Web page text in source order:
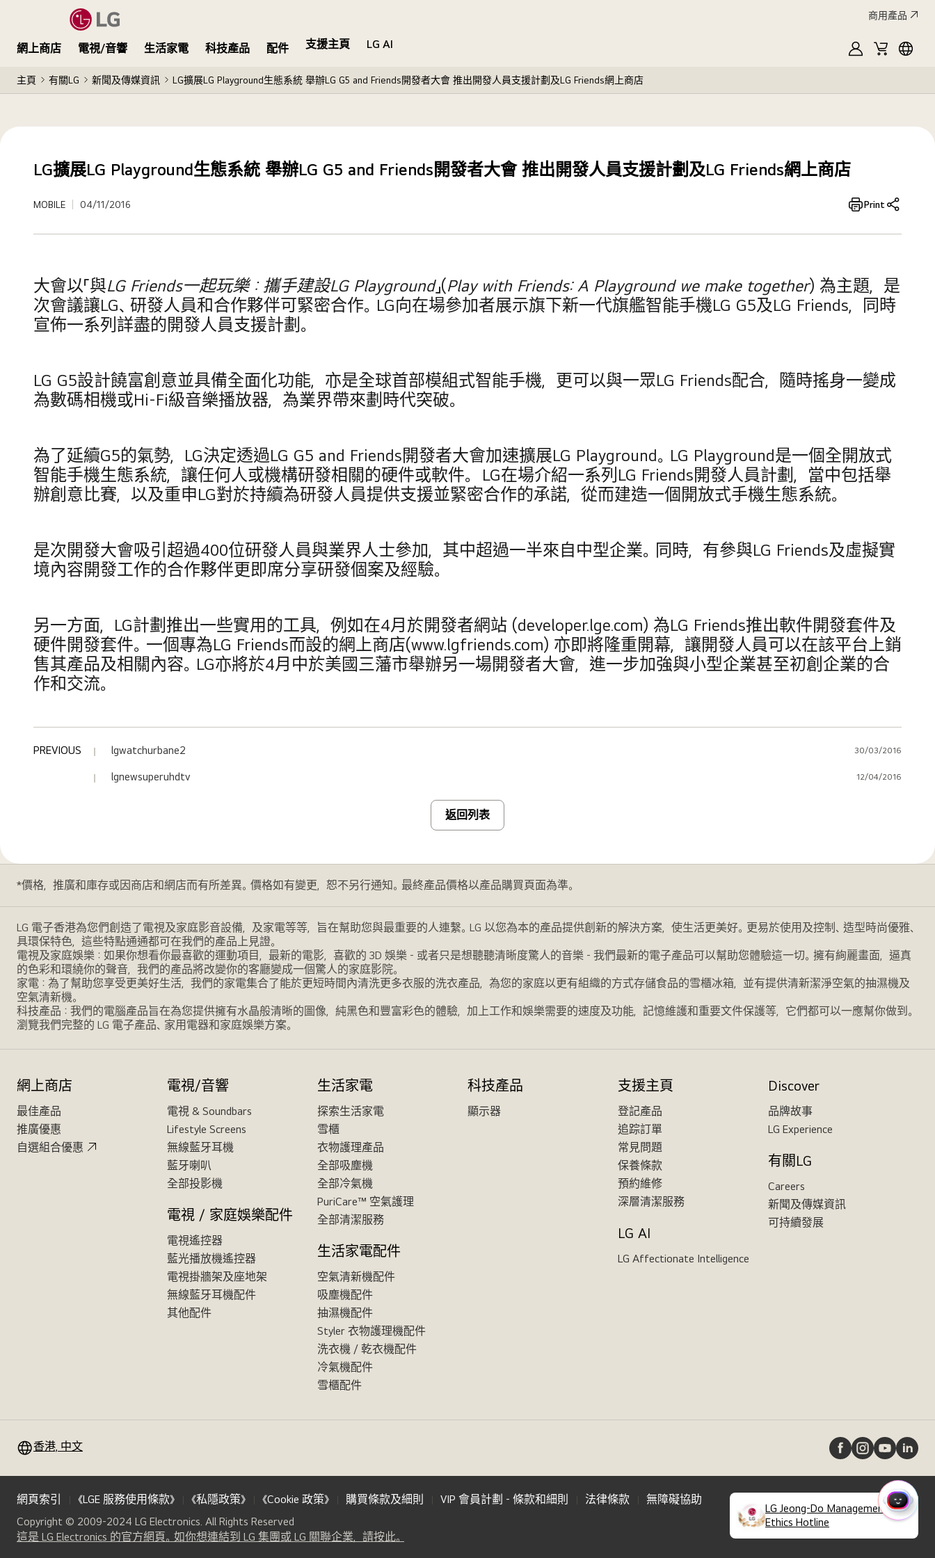
商用產品
網上商店 電視/音響 生活家電 科技產品 配件 支援主頁
LG AI
MyLG購
主頁 有關LG 新聞及傳媒資訊 LG擴展LG Playground生態系統 舉辦LG G5 and Friends開發者大會 推出開發人員支援計劃及LG Friends網上商店
LG擴展LG Playground生態系統 舉辦LG G5 and Friends開發者大會 推出開發人員支援計劃及LG Friends網上商店
MOBILE 04/11/2016 Print
大會以「與LG Friends一起玩樂：攜手建設LG Playground」(Play with Friends: A Playground we make together) 為主題，是
次會議讓LG、研發人員和合作夥伴可緊密合作。LG向在場參加者展示旗下新一代旗艦智能手機LG G5及LG Friends，同時
宣佈一系列詳盡的開發人員支援計劃。
LG G5設計饒富創意並具備全面化功能，亦是全球首部模組式智能手機，更可以與一眾LG Friends配合，隨時搖身一變成
為數碼相機或Hi-Fi級音樂播放器，為業界帶來劃時代突破。
為了延續G5的氣勢，LG決定透過LG G5 and Friends開發者大會加速擴展LG Playground。LG Playground是一個全開放式
智能手機生態系統，讓任何人或機構研發相關的硬件或軟件。 LG在場介紹一系列LG Friends開發人員計劃，當中包括舉
辦創意比賽，以及重申LG對於持續為研發人員提供支援並緊密合作的承諾，從而建造一個開放式手機生態系統。
是次開發大會吸引超過400位研發人員與業界人士參加，其中超過一半來自中型企業。同時，有參與LG Friends及虛擬實
境內容開發工作的合作夥伴更即席分享研發個案及經驗。
另一方面，LG計劃推出一些實用的工具，例如在4月於開發者網站 (developer.lge.com) 為LG Friends推出軟件開發套件及
硬件開發套件。一個專為LG Friends而設的網上商店(www.lgfriends.com) 亦即將隆重開幕，讓開發人員可以在該平台上銷
售其產品及相關內容。LG亦將於4月中於美國三藩市舉辦另一場開發者大會，進一步加強與小型企業甚至初創企業的合
作和交流。
PREVIOUS lgwatchurbane2 30/03/2016
lgnewsuperuhdtv 12/04/2016
返回列表
*價格，推廣和庫存或因商店和網店而有所差異。價格如有變更，恕不另行通知。最終產品價格以產品購買頁面為準。
LG 電子香港為您們創造了電視及家庭影音設備，及家電等等，旨在幫助您與最重要的人連繫。LG 以您為本的產品提供創新的解決方案，使生活更美好。更易於使用及控制、造型時尚優雅、
具環保特色，這些特點通通都可在我們的產品上見證。
電視及家庭娛樂：如果你想看你最喜歡的運動項目，最新的電影，喜歡的 3D 娛樂 - 或者只是想聽聽清晰度驚人的音樂 - 我們最新的電子產品可以幫助您體驗這一切。擁有絢麗畫面，逼真
的色彩和環繞你的聲音，我們的產品將改變你的客廳變成一個驚人的家庭影院。
家電：為了幫助您享受更美好生活，我們的家電集合了能於更短時間內清洗更多衣服的洗衣產品，為您的家庭以更有組織的方式存儲食品的雪櫃冰箱，並有提供清新潔淨空氣的抽濕機及
空氣清新機。
科技產品：我們的電腦產品旨在為您提供擁有水晶般清晰的圖像，純黑色和豐富彩色的體驗，加上工作和娛樂需要的速度及功能，記憶維護和重要文件保護等，它們都可以一應幫你做到。
瀏覽我們完整的 LG 電子產品、家用電器和家庭娛樂方案。
網上商店
最佳產品
推廣優惠
自選組合優惠
電視/音響
電視 & Soundbars
Lifestyle Screens
無線藍牙耳機
藍牙喇叭
全部投影機
電視 / 家庭娛樂配件
電視遙控器
藍光播放機遙控器
電視掛牆架及座地架
無線藍牙耳機配件
其他配件
生活家電
探索生活家電
雪櫃
衣物護理產品
全部吸塵機
全部冷氣機
PuriCare™ 空氣護理
全部清潔服務
生活家電配件
空氣清新機配件
吸塵機配件
抽濕機配件
Styler 衣物護理機配件
洗衣機 / 乾衣機配件
冷氣機配件
雪櫃配件
科技產品
顯示器
支援主頁
登記產品
追踪訂單
常見問題
保養條款
預約維修
深層清潔服務
LG AI
LG Affectionate Intelligence
Discover
品牌故事
LG Experience
有關LG
Careers
新聞及傳媒資訊
可持續發展
香港, 中文
網頁索引 《LGE 服務使用條款》 《私隱政策》 《Cookie 政策》 購買條款及細則 VIP 會員計劃 - 條款和細則 法律條款
無障礙協助
Copyright © 2009-2024 LG Electronics. All Rights Reserved
這是 LG Electronics 的官方網頁。如你想連結到 LG 集團或 LG 關聯企業，請按此。
LG Jeong-Do Management
Ethics Hotline
(opens
快
速
選